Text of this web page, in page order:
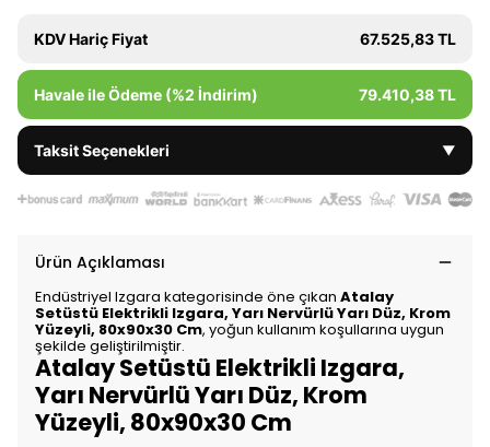
KDV Hariç Fiyat 67.525,83 TL
Havale ile Ödeme (%2 İndirim) 79.410,38 TL
Taksit Seçenekleri ▼
Ürün Açıklaması
Endüstriyel Izgara kategorisinde öne çıkan Atalay
Setüstü Elektrikli Izgara, Yarı Nervürlü Yarı Düz, Krom
Yüzeyli, 80x90x30 Cm, yoğun kullanım koşullarına uygun
şekilde geliştirilmiştir.
Atalay Setüstü Elektrikli Izgara,
Yarı Nervürlü Yarı Düz, Krom
Yüzeyli, 80x90x30 Cm